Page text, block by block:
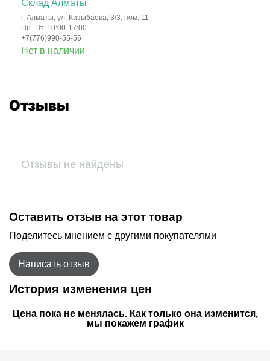
Склад Алматы
г. Алматы, ул. Казыбаева, 3/3, пом. 11
Пн.-Пт. 10:00-17:00
+7(776)990-55-56
Нет в наличии
Отзывы
Отзывы не найдены
Оставить отзыв на этот товар
Поделитесь мнением с другими покупателями
Написать отзыв
История изменения цен
Цена пока не менялась. Как только она изменится,
мы покажем график